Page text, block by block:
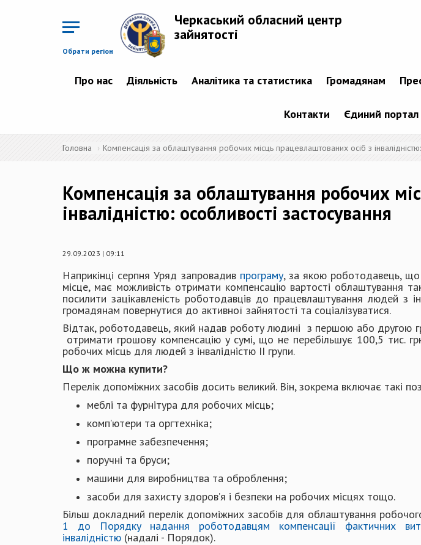
Обрати регіон
Черкаський обласний центр
зайнятості
Про нас Діяльність Аналітика та статистика Громадянам
Контакти Єдиний портал
Головна Компенсація за облаштування робочих місць працевлаштованих осіб з
Компенсація за облаштування робочих
інвалідністю: особливості застосування
29.09.2023 | 09:11
Наприкінці серпня Уряд запровадив програму, за якою роботодавець, що
місце, має можливість отримати компенсацію вартості облаштування
посилити зацікавленість роботодавців до працевлаштування людей з
громадянам повернутися до активної зайнятості та соціалізуватися.
Відтак, роботодавець, який надав роботу людині з першою або другою
отримати грошову компенсацію у сумі, що не перебільшує 100,5 тис.
робочих місць для людей з інвалідністю ІІ групи.
Що ж можна купити?
Перелік допоміжних засобів досить великий. Він, зокрема включає такі
меблі та фурнітура для робочих місць;
комп’ютери та оргтехніка;
програмне забезпечення;
поручні та бруси;
машини для виробництва та оброблення;
засоби для захисту здоров’я і безпеки на робочих місцях тощо.
Більш докладний перелік допоміжних засобів для облаштування
1 до Порядку надання роботодавцям компенсації фактичних
інвалідністю (надалі - Порядок).